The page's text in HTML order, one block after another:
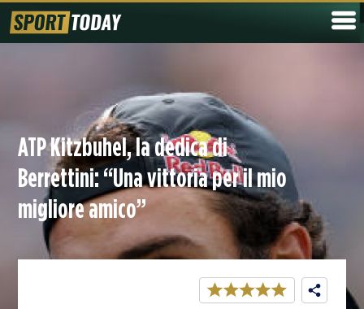
ATP Kitzbuhel, la dedica di
Berrettini: “Una vittoria per il mio
migliore amico”